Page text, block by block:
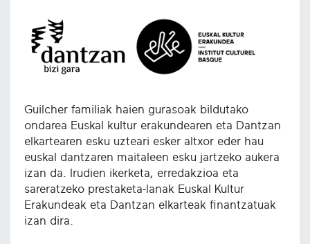
Guilcher familiak haien gurasoak bildutako
ondarea Euskal kultur erakundearen eta Dantzan
elkartearen esku uzteari esker altxor eder hau
euskal dantzaren maitaleen esku jartzeko aukera
izan da. Irudien ikerketa, erredakzioa eta
sareratzeko prestaketa-lanak Euskal Kultur
Erakundeak eta Dantzan elkarteak finantzatuak
izan dira.